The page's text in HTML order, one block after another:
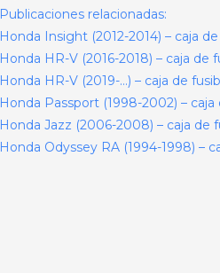
Publicaciones relacionadas:
Honda Insight (2012-2014) – caja
Honda HR-V (2016-2018) – caja de
Honda HR-V (2019-…) – caja de
Honda Passport (1998-2002) – caja
Honda Jazz (2006-2008) – caja de
Honda Odyssey RA (1994-1998) –